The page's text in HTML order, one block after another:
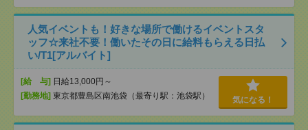
人気イベントも！好きな場所で働けるイベントスタ
ッフ☆来社不要！働いたその日に給料もらえる日払
い/T1[アルバイト]
[給 与] 日給13,000円～
[勤務地] 東京都豊島区南池袋（最寄り駅：池袋駅） 気になる！